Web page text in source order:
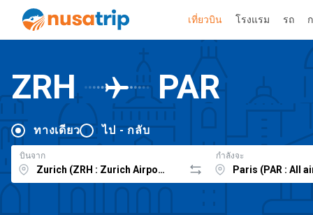
เที่ยวบิน โรงแรม รถ
ZRH PAR
ทางเดียว ไป - กลับ
บินจาก กำลังจะ